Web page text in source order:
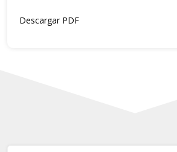
Descargar PDF